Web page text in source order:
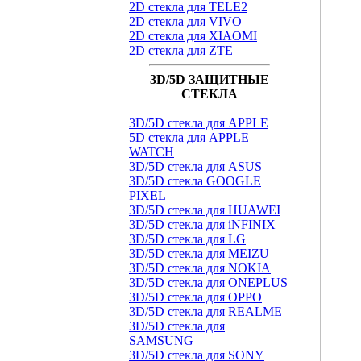
2D стекла для TELE2
2D стекла для VIVO
2D стекла для XIAOMI
2D стекла для ZTE
3D/5D ЗАЩИТНЫЕ
СТЕКЛА
3D/5D стекла для APPLE
5D стекла для APPLE
WATCH
3D/5D стекла для ASUS
3D/5D стекла GOOGLE
PIXEL
3D/5D стекла для HUAWEI
3D/5D стекла для iNFINIX
3D/5D стекла для LG
3D/5D стекла для MEIZU
3D/5D стекла для NOKIA
3D/5D стекла для ONEPLUS
3D/5D стекла для OPPO
3D/5D стекла для REALME
3D/5D стекла для
SAMSUNG
3D/5D стекла для SONY